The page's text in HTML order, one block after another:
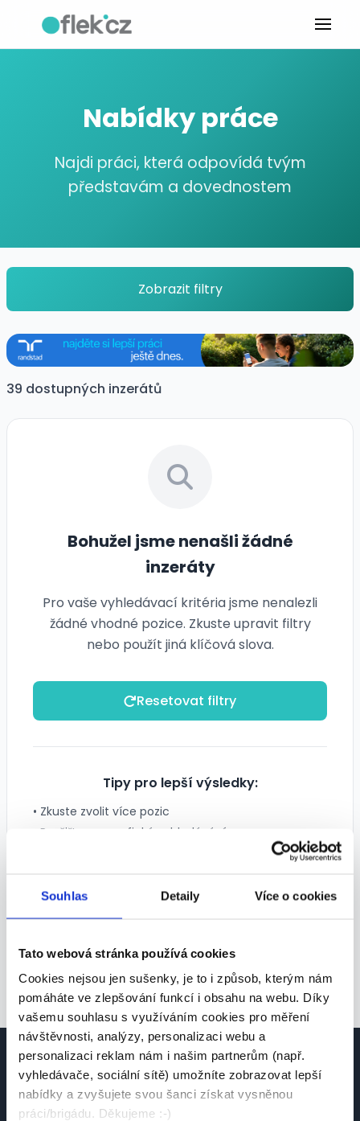
Souhlas Detaily Více o cookies
Tato webová stránka používá cookies
Cookies nejsou jen sušenky, je to i způsob, kterým nám
pomáháte ve zlepšování funkcí i obsahu na webu. Díky
vašemu souhlasu s využíváním cookies pro měření
návštěvnosti, analýzy, personalizaci webu a
personalizaci reklam nám i našim partnerům (např.
vyhledávače, sociální sítě) umožníte zobrazovat lepší
nabídky a zvyšujete svou šanci získat vysněnou
práci/brigádu. Děkujeme :-)
Nabídky práce
Najdi práci, která odpovídá tvým
představám a dovednostem
Zobrazit filtry
39 dostupných inzerátů
Bohužel jsme nenašli žádné
inzeráty
Pro vaše vyhledávací kritéria jsme nenalezli
žádné vhodné pozice. Zkuste upravit filtry
nebo použít jiná klíčová slova.
Resetovat filtry
Tipy pro lepší výsledky:
• Zkuste zvolit více pozic
• Rozšiřte geografické vyhledávání
1 2 3